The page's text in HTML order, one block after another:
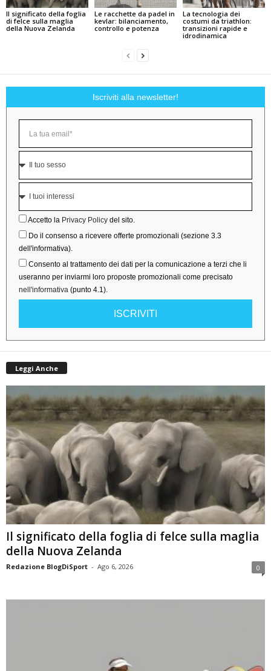
Il significato della foglia
di felce sulla maglia
della Nuova Zelanda
Le racchette da padel in
kevlar: bilanciamento,
controllo e potenza
La tecnologia dei
costumi da triathlon:
transizioni rapide e
idrodinamica
Iscriviti alla newsletter!
Accetto la Privacy Policy del sito.
Do il consenso a ricevere offerte promozionali (sezione 3.3
dell'informativa).
Consento al trattamento dei dati per la comunicazione a terzi che li
useranno per inviarmi loro proposte promozionali come precisato
nell'informativa (punto 4.1).
ISCRIVITI
Leggi Anche
Il significato della foglia di felce sulla maglia
della Nuova Zelanda
Redazione BlogDiSport - Ago 6, 2026 0